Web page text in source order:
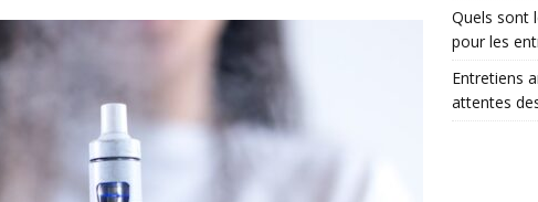
Quels sont
pour les
Entretiens
attentes